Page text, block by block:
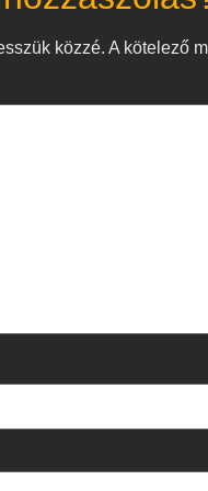
közzé. A kötelező